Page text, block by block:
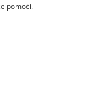
pomoći.